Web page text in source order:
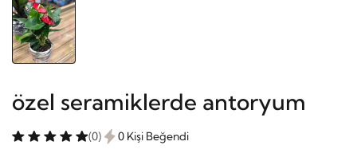
özel seramiklerde antoryum
(0) 0 Kişi Beğendi